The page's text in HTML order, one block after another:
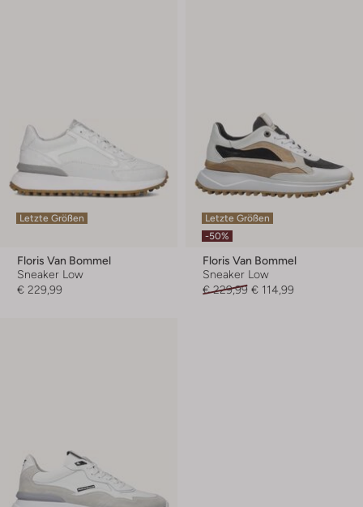
Letzte Größen
Floris Van Bommel
Sneaker Low
€ 229,99
Letzte Größen
-50%
Floris Van Bommel
Sneaker Low
€ 229,99 € 114,99